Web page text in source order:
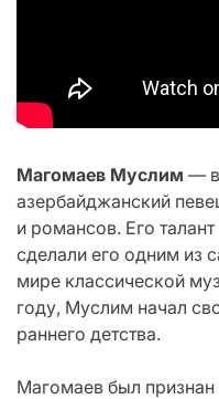
Магомаев Муслим —
азербайджанский
и романсов. Его
сделали его одним из
мире классической
году, Муслим начал
раннего детства.
Магомаев был